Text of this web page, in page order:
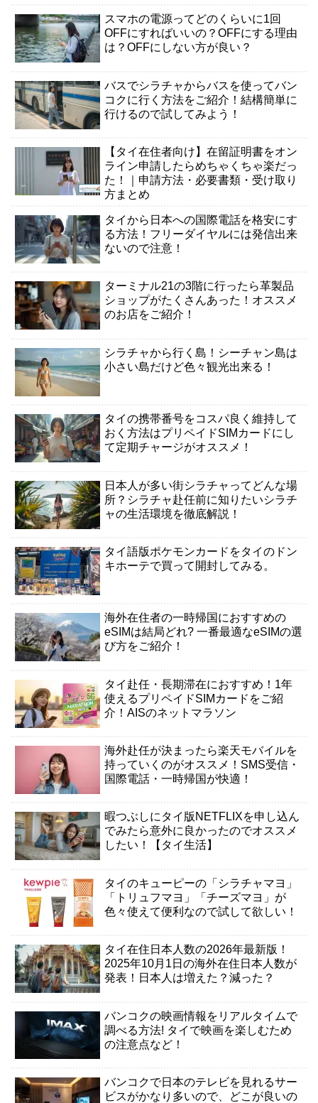
スマホの電源ってどのくらいに1回
OFFにすればいいの？OFFにする理由
は？OFFにしない方が良い？
バスでシラチャからバスを使ってバン
コクに行く方法をご紹介！結構簡単に
行けるので試してみよう！
【タイ在住者向け】在留証明書をオン
ライン申請したらめちゃくちゃ楽だっ
た！｜申請方法・必要書類・受け取り
方まとめ
タイから日本への国際電話を格安にす
る方法！フリーダイヤルには発信出来
ないので注意！
ターミナル21の3階に行ったら革製品
ショップがたくさんあった！オススメ
のお店をご紹介！
シラチャから行く島！シーチャン島は
小さい島だけど色々観光出来る！
タイの携帯番号をコスパ良く維持して
おく方法はプリペイドSIMカードにし
て定期チャージがオススメ！
日本人が多い街シラチャってどんな場
所？シラチャ赴任前に知りたいシラチ
ャの生活環境を徹底解説！
タイ語版ポケモンカードをタイのドン
キホーテで買って開封してみる。
海外在住者の一時帰国におすすめの
eSIMは結局どれ? 一番最適なeSIMの選
び方をご紹介！
タイ赴任・長期滞在におすすめ！1年
使えるプリペイドSIMカードをご紹
介！AISのネットマラソン
海外赴任が決まったら楽天モバイルを
持っていくのがオススメ！SMS受信・
国際電話・一時帰国が快適！
暇つぶしにタイ版NETFLIXを申し込ん
でみたら意外に良かったのでオススメ
したい！【タイ生活】
タイのキューピーの「シラチャマヨ」
「トリュフマヨ」「チーズマヨ」が
色々使えて便利なので試して欲しい！
タイ在住日本人数の2026年最新版！
2025年10月1日の海外在住日本人数が
発表！日本人は増えた？減った？
バンコクの映画情報をリアルタイムで
調べる方法! タイで映画を楽しむため
の注意点など！
バンコクで日本のテレビを見れるサー
ビスがかなり多いので、どこが良いの